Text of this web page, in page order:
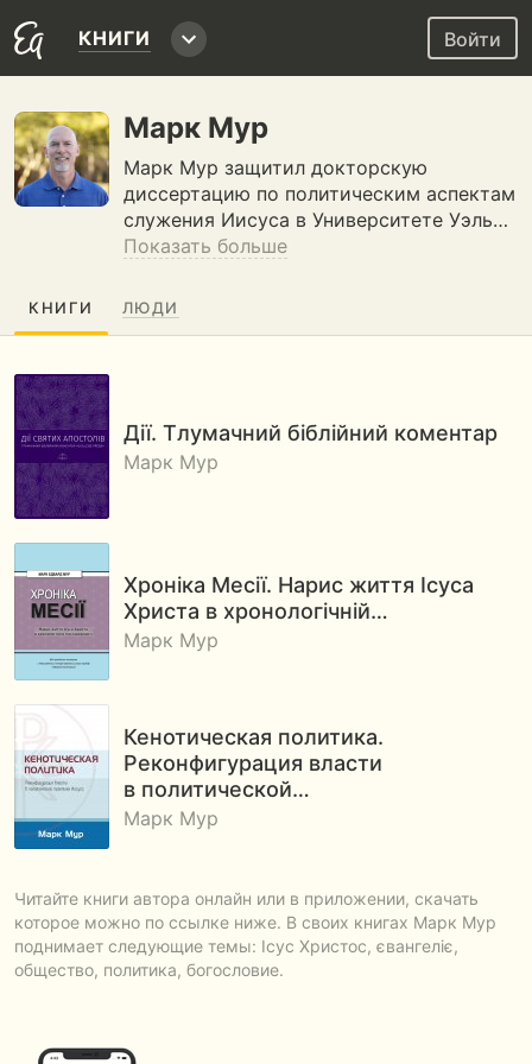
КНИГИ Войти
Марк Мур
Марк Мур защитил докторскую
диссертацию по политическим аспектам
служения Иисуса в Университете Уэль…
Показать больше
КНИГИ ЛЮДИ
Дії. Тлумачний біблійний коментар
Марк Мур
Хроніка Месії. Нарис життя Ісуса
Христа в хронологічній…
Марк Мур
Кенотическая политика.
Реконфигурация власти
в политической…
Марк Мур
Читайте книги автора онлайн или в приложении, скачать
которое можно по ссылке ниже. В своих книгах Марк Мур
поднимает следующие темы: Ісус Христос, євангеліє,
общество, политика, богословие.